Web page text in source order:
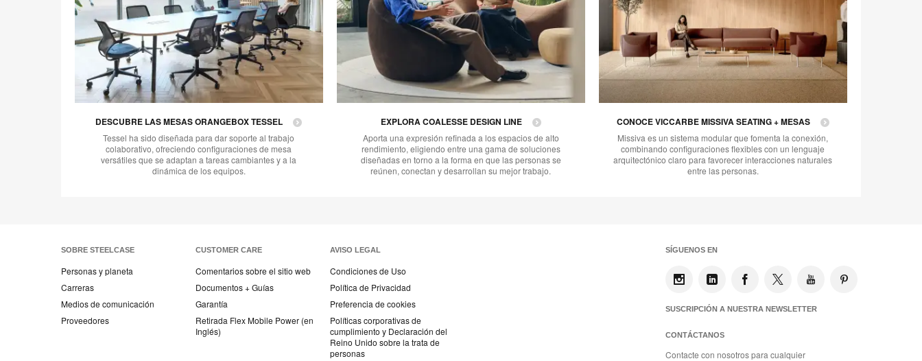
DESCUBRE LAS MESAS ORANGEBOX TESSEL
Tessel ha sido diseñada para dar soporte al trabajo
colaborativo, ofreciendo configuraciones de mesa
versátiles que se adaptan a tareas cambiantes y a la
dinámica de los equipos.
EXPLORA COALESSE DESIGN LINE
Aporta una expresión refinada a los espacios de alto
rendimiento, eligiendo entre una gama de soluciones
diseñadas en torno a la forma en que las personas se
reúnen, conectan y desarrollan su mejor trabajo.
CONOCE VICCARBE MISSIVA SEATING + MESAS
Missiva es un sistema modular que fomenta la conexión,
combinando configuraciones flexibles con un lenguaje
arquitectónico claro para favorecer interacciones naturales
entre las personas.
SOBRE STEELCASE
Personas y planeta
Carreras
Medios de comunicación
Proveedores
CUSTOMER CARE
Comentarios sobre el sitio web
Documentos + Guías
Garantía
Retirada Flex Mobile Power (en
Inglés)
AVISO LEGAL
Condiciones de Uso
Política de Privacidad
Preferencia de cookies
Políticas corporativas de
cumplimiento y Declaración del
Reino Unido sobre la trata de
personas
SÍGUENOS EN
SUSCRIPCIÓN A NUESTRA NEWSLETTER
CONTÁCTANOS
Contacte con nosotros para cualquier